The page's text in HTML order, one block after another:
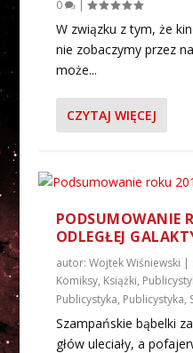
0
|
W związku z tym, że
nie zobaczymy przez
może...
CZYTAJ WIĘCEJ
PODSUMOWANIE
ODLEGŁEJ
autor: Wojtek Wiśniewski |
Komiksy, Książki,
Publicystyka, Publicystyka,
Szampańskie bąbelki
głów uleciały, a